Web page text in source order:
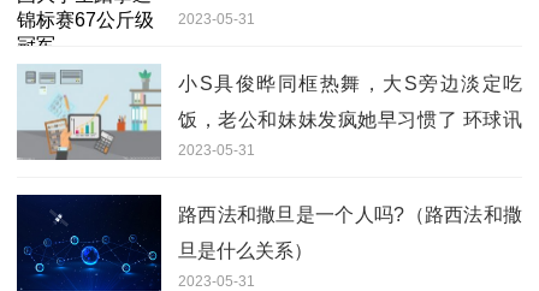
2023-05-31
小S具俊晔同框热舞，大S旁边淡定吃
饭，老公和妹妹发疯她早习惯了 环球讯
息
2023-05-31
路西法和撒旦是一个人吗?（路西法和撒
旦是什么关系）
2023-05-31